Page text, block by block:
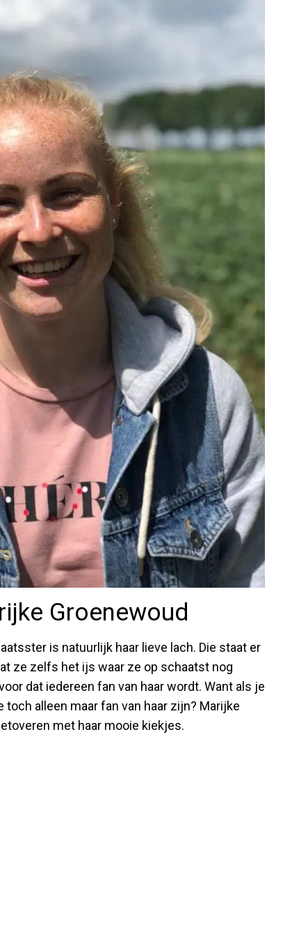
Groenewoud
is natuurlijk haar lieve lach. Die staat er
ze zelfs het ijs waar ze op schaatst nog
dat iedereen fan van haar wordt. Want als je
alleen maar fan van haar zijn? Marijke
met haar mooie kiekjes.